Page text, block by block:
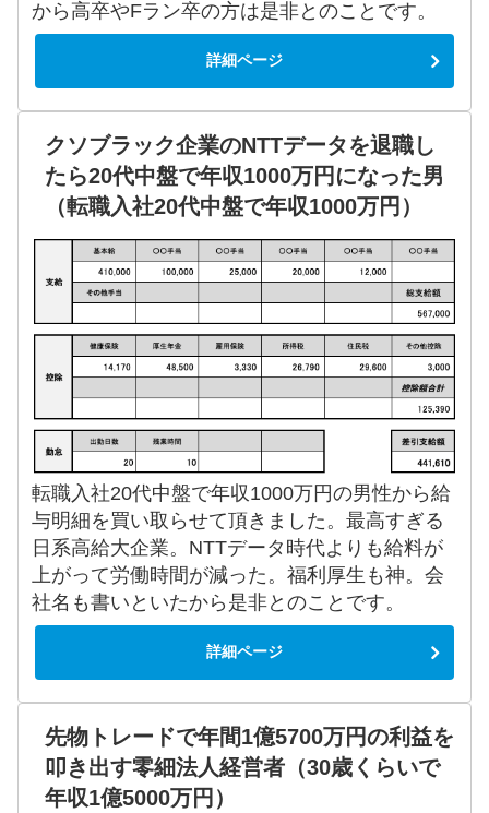
から高卒やFラン卒の方は是非とのことです。
詳細ページ
クソブラック企業のNTTデータを退職し
たら20代中盤で年収1000万円になった男
（転職入社20代中盤で年収1000万円）
転職入社20代中盤で年収1000万円の男性から給
与明細を買い取らせて頂きました。最高すぎる
日系高給大企業。NTTデータ時代よりも給料が
上がって労働時間が減った。福利厚生も神。会
社名も書いといたから是非とのことです。
詳細ページ
先物トレードで年間1億5700万円の利益を
叩き出す零細法人経営者（30歳くらいで
年収1億5000万円）